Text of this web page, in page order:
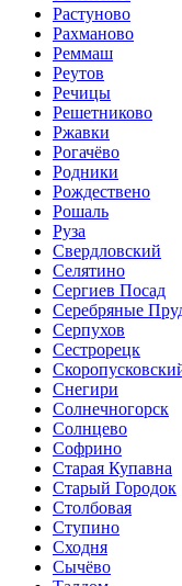
Растуново
Рахманово
Реммаш
Реутов
Речицы
Решетниково
Ржавки
Рогачёво
Родники
Рождествено
Рошаль
Руза
Свердловский
Селятино
Сергиев Посад
Серебряные
Серпухов
Сестрорецк
Снегири
Солнечногорск
Солнцево
Софрино
Старая Купавна
Старый Городок
Столбовая
Ступино
Сходня
Сычёво